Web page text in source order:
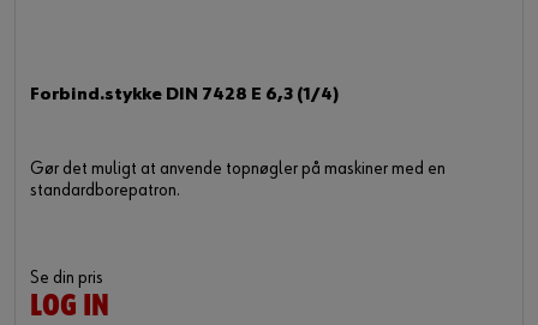
Forbind.stykke DIN 7428 E 6,3 (1/4)
Gør det muligt at anvende topnøgler på maskiner med en
standardborepatron.
Se din pris
LOG IN